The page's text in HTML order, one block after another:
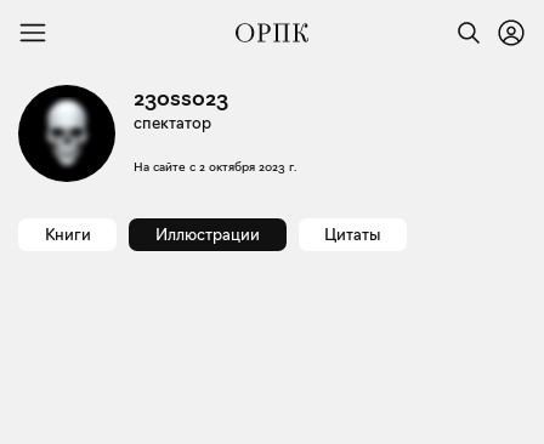
23osso23
спектатор
На сайте с 2 октября 2023 г.
Книги Иллюстрации Цитаты